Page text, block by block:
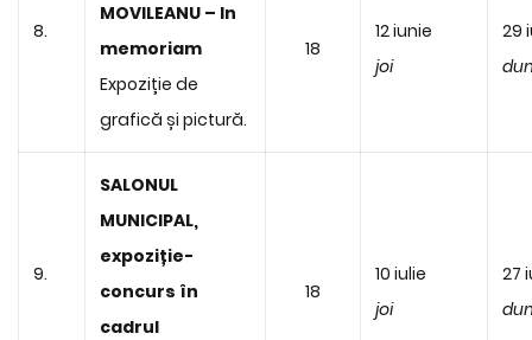
8.
MOVILEANU – In
memoriam
Expoziție de
grafică și pictură.
18
12 iunie
joi
29
9.
SALONUL
MUNICIPAL,
expoziție-
concurs în
cadrul
18
10 iulie
joi
27